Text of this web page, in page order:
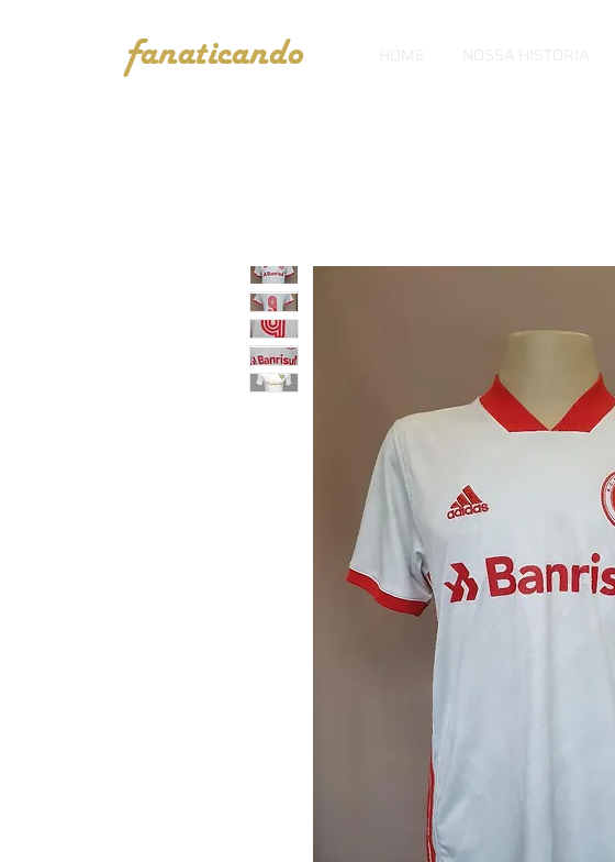
fanaticando HOME NOSSA HISTÓRIA